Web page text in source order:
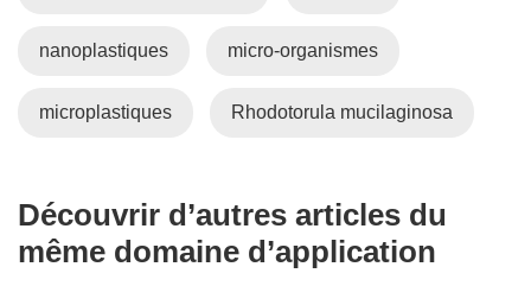
nanoplastiques micro-organismes
microplastiques Rhodotorula mucilaginosa
Découvrir d’autres articles du
même domaine d’application